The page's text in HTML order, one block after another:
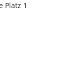
Platz 1